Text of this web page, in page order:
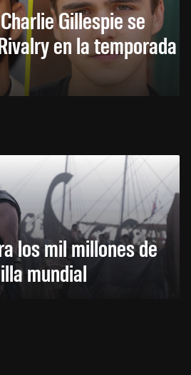
Gillespie se
en la temporada
los mil millones de
mundial